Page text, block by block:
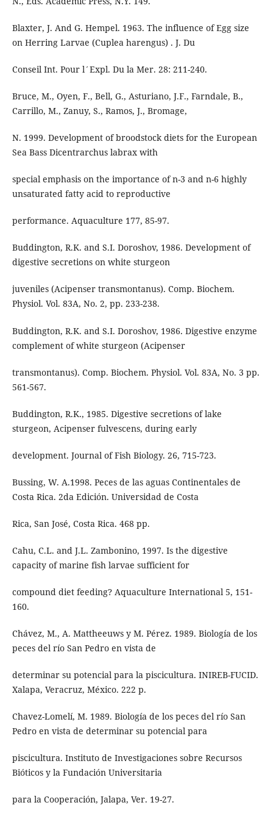
Blaxter, J. And G. Hempel. 1963. The influence of Egg size
on Herring Larvae (Cuplea harengus) . J. Du
Conseil Int. Pour l´Expl. Du la Mer. 28: 211-240.
Bruce, M., Oyen, F., Bell, G., Asturiano, J.F., Farndale, B.,
Carrillo, M., Zanuy, S., Ramos, J., Bromage,
N. 1999. Development of broodstock diets for the European
Sea Bass Dicentrarchus labrax with
special emphasis on the importance of n-3 and n-6 highly
unsaturated fatty acid to reproductive
performance. Aquaculture 177, 85-97.
Buddington, R.K. and S.I. Doroshov, 1986. Development of
digestive secretions on white sturgeon
juveniles (Acipenser transmontanus). Comp. Biochem.
Physiol. Vol. 83A, No. 2, pp. 233-238.
Buddington, R.K. and S.I. Doroshov, 1986. Digestive enzyme
complement of white sturgeon (Acipenser
transmontanus). Comp. Biochem. Physiol. Vol. 83A, No. 3 pp.
561-567.
Buddington, R.K., 1985. Digestive secretions of lake
sturgeon, Acipenser fulvescens, during early
development. Journal of Fish Biology. 26, 715-723.
Bussing, W. A.1998. Peces de las aguas Continentales de
Costa Rica. 2da Edición. Universidad de Costa
Rica, San José, Costa Rica. 468 pp.
Cahu, C.L. and J.L. Zambonino, 1997. Is the digestive
capacity of marine fish larvae sufficient for
compound diet feeding? Aquaculture International 5, 151-
160.
Chávez, M., A. Mattheeuws y M. Pérez. 1989. Biología de los
peces del río San Pedro en vista de
determinar su potencial para la piscicultura. INIREB-FUCID.
Xalapa, Veracruz, México. 222 p.
Chavez-Lomelí, M. 1989. Biología de los peces del río San
Pedro en vista de determinar su potencial para
piscicultura. Instituto de Investigaciones sobre Recursos
Bióticos y la Fundación Universitaria
para la Cooperación, Jalapa, Ver. 19-27.